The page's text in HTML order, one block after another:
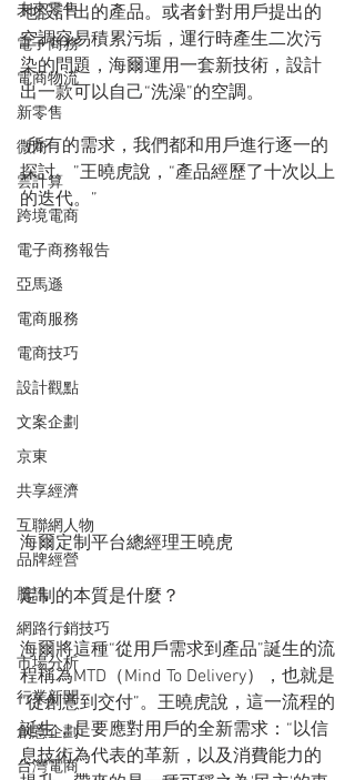
未來零售
電子商務
電商物流
新零售
微商
雲計算
跨境電商
電子商務報告
亞馬遜
電商服務
電商技巧
設計觀點
文案企劃
京東
共享經濟
互聯網人物
品牌經營
騰訊
網路行銷技巧
市場分析
行業新聞
創意企劃
台灣電商
地設計出的產品。或者針對用戶提出的
空調容易積累污垢，運行時產生二次污
染的問題，海爾運用一套新技術，設計
出一款可以自己“洗澡”的空調。
“所有的需求，我們都和用戶進行逐一的
探討。”王曉虎說，“產品經歷了十次以上
的迭代。”
海爾定制平台總經理王曉虎
定制的本質是什麼？
海爾將這種“從用戶需求到產品”誕生的流
程稱為MTD（Mind To Delivery），也就是
“從創意到交付”。王曉虎說，這一流程的
誕生，是要應對用戶的全新需求：“以信
息技術為代表的革新，以及消費能力的